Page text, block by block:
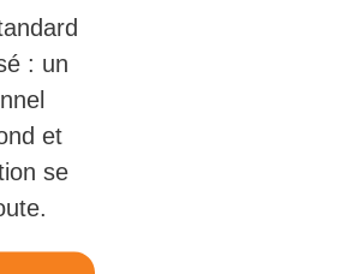
: un
et
se